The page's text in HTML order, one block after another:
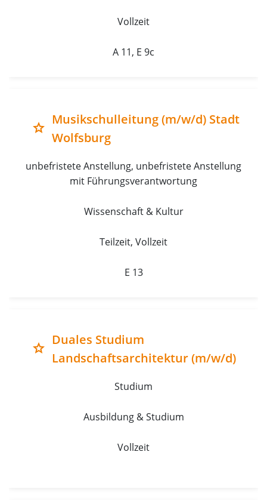
Vollzeit
A 11, E 9c
grade
Musikschulleitung (m/w/d) Stadt
Wolfsburg
unbefristete Anstellung, unbefristete Anstellung
mit Führungsverantwortung
Wissenschaft & Kultur
Teilzeit, Vollzeit
E 13
grade
Duales Studium
Landschaftsarchitektur (m/w/d)
Studium
Ausbildung & Studium
Vollzeit